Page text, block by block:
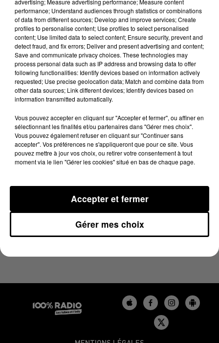
Lecture (4 min 30 sec)
100%
18 mai 2026 - 4 min 30 sec
LES INFOS DU TARN DU 18/05/2026 À 08H30
advertising; Measure advertising performance; Measure content
performance; Understand audiences through statistics or combinations
of data from different sources; Develop and improve services; Create
profiles to personalise content; Use profiles to select personalised
content; Use limited data to select content; Ensure security, prevent and
detect fraud, and fix errors; Deliver and present advertising and content;
Save and communicate privacy choices. These technologies may
process personal data such as IP address and browsing data to offer
following functionalities: Identify devices based on information actively
requested; Use precise geolocation data; Match and combine data from
other data sources; Link different devices; Identify devices based on
information transmitted automatically.
Vous pouvez accepter en cliquant sur "Accepter et fermer", ou affiner en
sélectionnant les finalités et/ou partenaires dans "Gérer mes choix".
Vous pouvez également refuser en cliquant sur "Continuer sans
accepter". Vos préférences ne s'appliqueront que pour ce site. Vous
pouvez mettre à jour vos choix, ou retirer votre consentement à tout
moment via le lien "Gérer les cookies" situé en bas de chaque page.
Gérer mes choix
Accepter et fermer